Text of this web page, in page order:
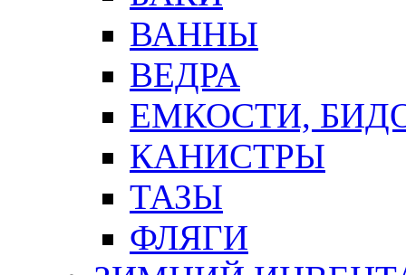
ВАННЫ
ВЕДРА
ЕМКОСТИ,
КАНИСТРЫ
ТАЗЫ
ФЛЯГИ